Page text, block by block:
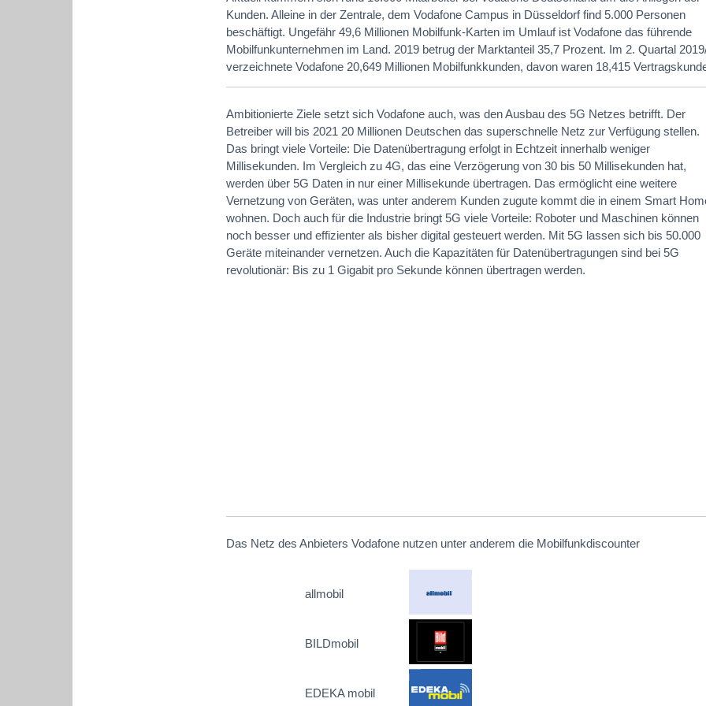
Kunden. Alleine in der Zentrale, dem Vodafone Campus in Düsseldorf find 5.000 Personen
beschäftigt. Ungefähr 49,6 Millionen Mobilfunk-Karten im Umlauf ist Vodafone das führende
Mobilfunkunternehmen im Land. 2019 betrug der Marktanteil 35,7 Prozent. Im 2. Quartal
verzeichnete Vodafone 20,649 Millionen Mobilfunkkunden, davon waren 18,415
Ambitionierte Ziele setzt sich Vodafone auch, was den Ausbau des 5G Netzes betrifft. Der
Betreiber will bis 2021 20 Millionen Deutschen das superschnelle Netz zur Verfügung stellen.
Das bringt viele Vorteile: Die Datenübertragung erfolgt in Echtzeit innerhalb weniger
Millisekunden. Im Vergleich zu 4G, das eine Verzögerung von 30 bis 50 Millisekunden hat,
werden über 5G Daten in nur einer Millisekunde übertragen. Das ermöglicht eine weitere
Vernetzung von Geräten, was unter anderem Kunden zugute kommt die in einem Smart
wohnen. Doch auch für die Industrie bringt 5G viele Vorteile: Roboter und Maschinen können
noch besser und effizienter als bisher digital gesteuert werden. Mit 5G lassen sich bis 50.000
Geräte miteinander vernetzen. Auch die Kapazitäten für Datenübertragungen sind bei 5G
revolutionär: Bis zu 1 Gigabit pro Sekunde können übertragen werden.
Das Netz des Anbieters Vodafone nutzen unter anderem die Mobilfunkdiscounter
allmobil
BILDmobil
EDEKA mobil